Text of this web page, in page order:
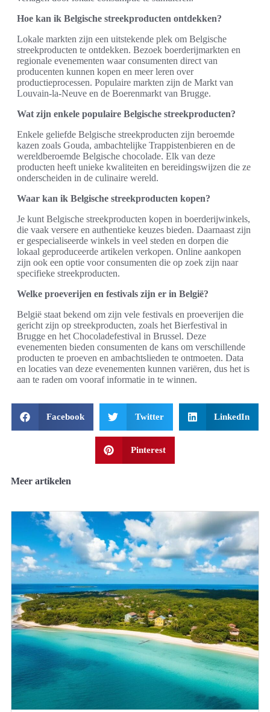
Hoe kan ik Belgische streekproducten ontdekken?
Lokale markten zijn een uitstekende plek om Belgische
streekproducten te ontdekken. Bezoek boerderijmarkten en
regionale evenementen waar consumenten direct van
producenten kunnen kopen en meer leren over
productieprocessen. Populaire markten zijn de Markt van
Louvain-la-Neuve en de Boerenmarkt van Brugge.
Wat zijn enkele populaire Belgische streekproducten?
Enkele geliefde Belgische streekproducten zijn beroemde
kazen zoals Gouda, ambachtelijke Trappistenbieren en de
wereldberoemde Belgische chocolade. Elk van deze
producten heeft unieke kwaliteiten en bereidingswijzen die ze
onderscheiden in de culinaire wereld.
Waar kan ik Belgische streekproducten kopen?
Je kunt Belgische streekproducten kopen in boerderijwinkels,
die vaak versere en authentieke keuzes bieden. Daarnaast zijn
er gespecialiseerde winkels in veel steden en dorpen die
lokaal geproduceerde artikelen verkopen. Online aankopen
zijn ook een optie voor consumenten die op zoek zijn naar
specifieke streekproducten.
Welke proeverijen en festivals zijn er in België?
België staat bekend om zijn vele festivals en proeverijen die
gericht zijn op streekproducten, zoals het Bierfestival in
Brugge en het Chocoladefestival in Brussel. Deze
evenementen bieden consumenten de kans om verschillende
producten te proeven en ambachtslieden te ontmoeten. Data
en locaties van deze evenementen kunnen variëren, dus het is
aan te raden om vooraf informatie in te winnen.
Facebook Twitter LinkedIn
Pinterest
Meer artikelen